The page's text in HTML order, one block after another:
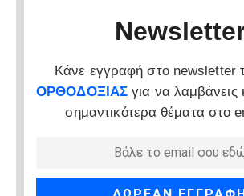
Κάνε εγγραφή στο newsletter
ΟΡΘΟΔΟΞΙΑΣ για να
σημαντικότερα θέματα στο